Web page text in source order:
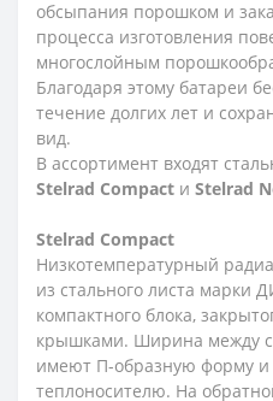
обсыпания порошком и
процесса изготовления
многослойным
Благодаря этому батареи
течение долгих лет и
вид.
В ассортимент входят
Stelrad Compact и Stelrad
Stelrad Compact
Низкотемпературный
из стального листа марки
компактного блока,
крышками. Ширина между
имеют П-образную форму
теплоносителю. На